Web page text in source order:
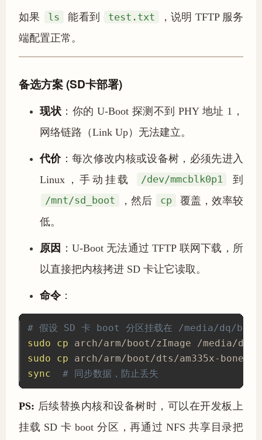
如果 ls 能看到 test.txt
，说明 TFTP 服务
端配置正常。
备选方案 (SD卡部署)
现状 ：你的 U-Boot 探测不到 PHY 地址 1，
网络链路（Link Up）无法建立。
代价：每次修改内核或设备树，必须先进入
Linux，手动挂载
/dev/mmcblk0p1
到
/mnt/sd_boot
，然后 cp
覆盖，效率较
低。
原因 ：U-Boot 无法通过 TFTP 联网下载，所
以直接把内核拷进 SD 卡让它读取。
命令：
# 假设 SD 卡 boot 分区挂载在 /media/dq/boot
sudo
cp
sudo
cp
sync
# 同步数据，防止丢失
PS: 后续替换内核和设备树时，可以在开发板上
挂载 SD 卡 boot 分区，再通过 NFS 共享目录把